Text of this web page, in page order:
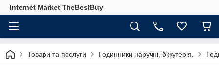
Internet Market TheBestBuy
Товари та послуги Годинники наручні, біжутерія.